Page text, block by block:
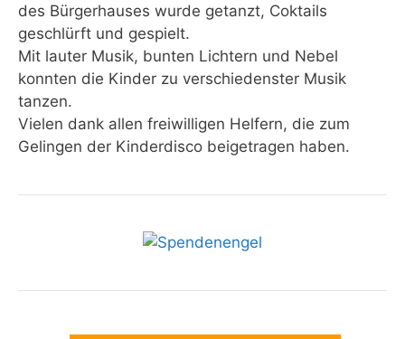
des Bürgerhauses wurde getanzt, Coktails
geschlürft und gespielt.
Mit lauter Musik, bunten Lichtern und Nebel
konnten die Kinder zu verschiedenster Musik
tanzen.
Vielen dank allen freiwilligen Helfern, die zum
Gelingen der Kinderdisco beigetragen haben.